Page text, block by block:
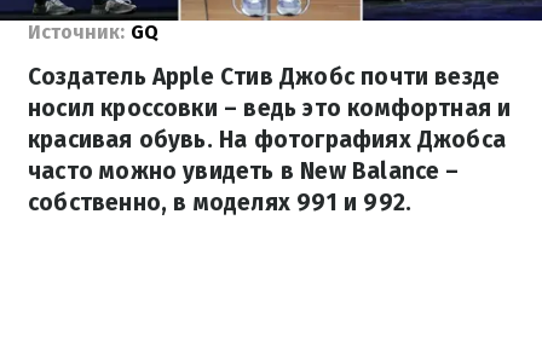
Источник: GQ
Создатель Apple Стив Джобс почти везде
носил кроссовки – ведь это комфортная и
красивая обувь. На фотографиях Джобса
часто можно увидеть в New Balance –
собственно, в моделях 991 и 992.